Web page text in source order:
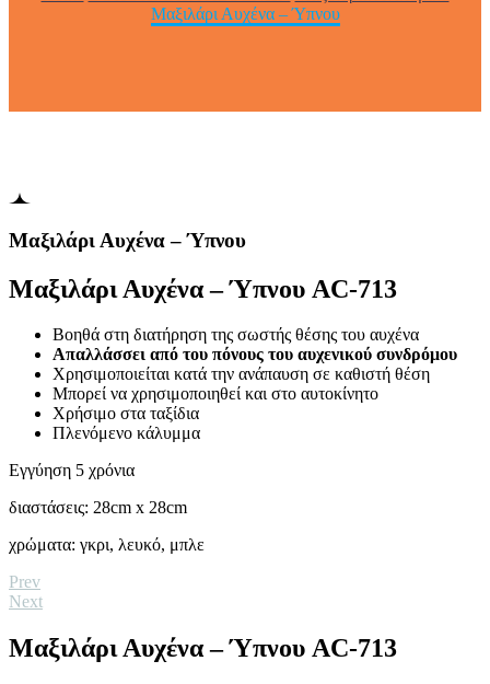
Μαξιλάρι Αυχένα – Ύπνου
Μαξιλάρι Αυχένα – Ύπνου
Μαξιλάρι Αυχένα – Ύπνου AC-713
Βοηθά στη διατήρηση της σωστής θέσης του αυχένα
Απαλλάσσει από του πόνους του αυχενικού συνδρόμου
Χρησιμοποιείται κατά την ανάπαυση σε καθιστή θέση
Μπορεί να χρησιμοποιηθεί και στο αυτοκίνητο
Χρήσιμο στα ταξίδια
Πλενόμενο κάλυμμα
Εγγύηση 5 χρόνια
διαστάσεις: 28cm x 28cm
χρώματα: γκρι, λευκό, μπλε
Prev
Next
Μαξιλάρι Αυχένα – Ύπνου AC-713